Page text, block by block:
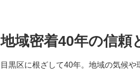
地域密着40年の信頼
目黒区に根ざして40年。地域の気候や